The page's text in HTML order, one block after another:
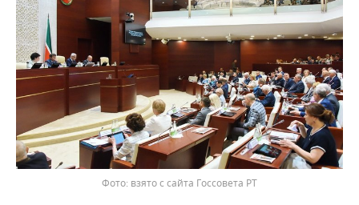
взято с сайта Госсовета РТ